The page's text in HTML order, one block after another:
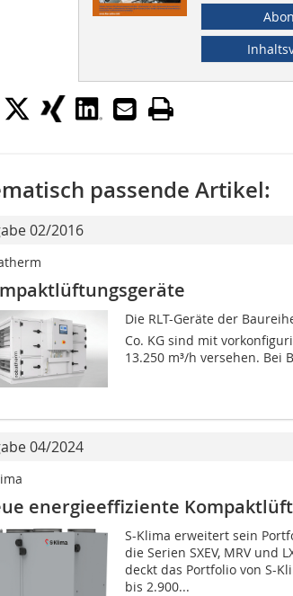
passende Artikel:
02/2016
Die RLT-Geräte der
Co. KG sind mit
13.250 m³/h versehen. Bei
04/2024
energieeffiziente
S-Klima erweitert sein
die Serien SXEV, MRV und
deckt das Portfolio von S-
bis 2.900...